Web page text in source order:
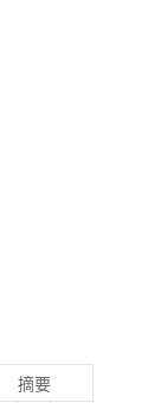
摘要